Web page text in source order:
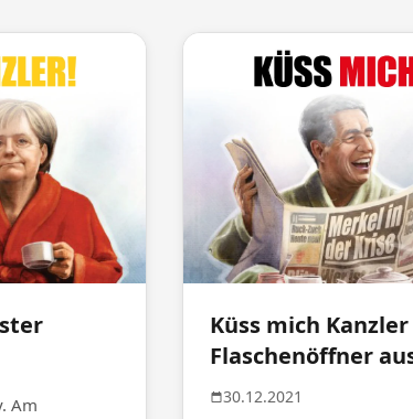
Am
Küss mich Kanzler
Flaschenöffner
30.12.2021